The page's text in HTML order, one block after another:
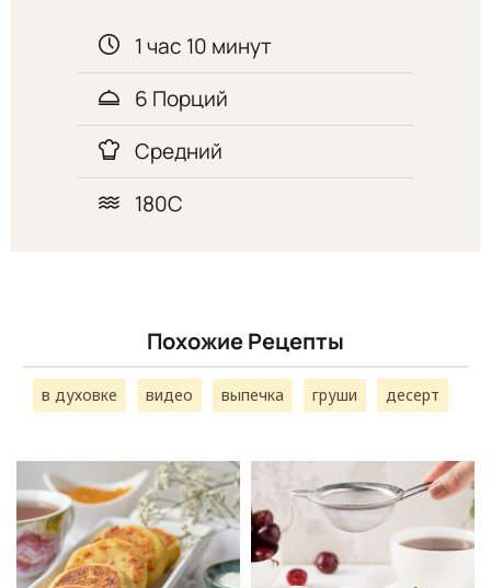
1 час 10 минут
6 Порций
Средний
180С
Похожие Рецепты
в духовке видео выпечка груши десерт